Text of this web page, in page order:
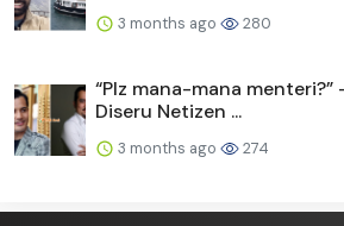
3 months ago 280
“Plz mana-mana
Diseru Netizen ...
3 months ago 274